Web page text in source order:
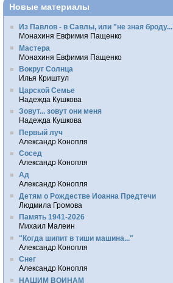
Новые материалы
Из Павлов - в Савлы, или "не зная
Монахиня Евфимия Пащенко
Мастера
Монахиня Евфимия Пащенко
Вокруг Солнца
Илья Криштул
Царской Семье
Надежда Кушкова
Зовут... зовут они меня
Надежда Кушкова
Первый луч
Александр Конопля
Сосед
Александр Конопля
Ад
Александр Конопля
Детям о Рождестве Иоанна Предтечи
Людмила Громова
Память 1941-2026
Михаил Малеин
"Когда шипит в тиши машина..."
Александр Конопля
Снег
Александр Конопля
НАШИМ ВОИНАМ